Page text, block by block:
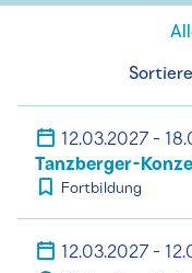
12.03.2027 -
Tanzberger-
Fortbildung
12.03.2027 -